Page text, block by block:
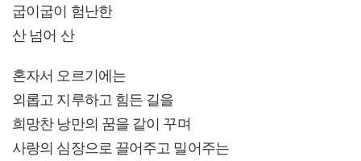
굽이굽이 험난한
산 넘어 산
혼자서 오르기에는
외롭고 지루하고 힘든 길을
희망찬 낭만의 꿈을 같이 꾸며
사랑의 심장으로 끌어주고 밀어주는